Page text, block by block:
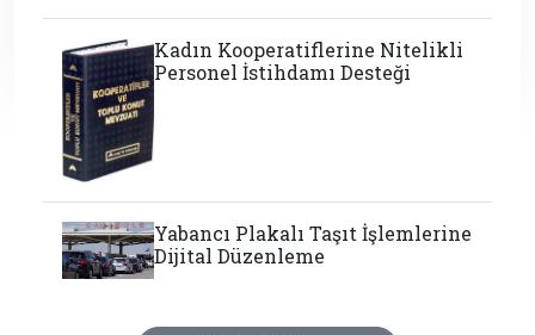
Kadın Kooperatiflerine Nitelikli
Personel İstihdamı Desteği
Yabancı Plakalı Taşıt İşlemlerine
Dijital Düzenleme